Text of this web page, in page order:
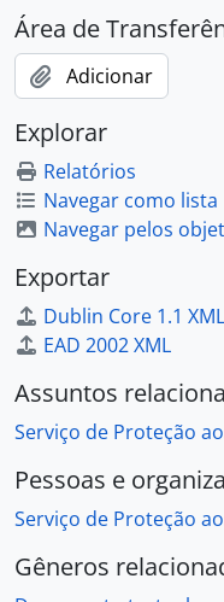
Área de
Adicionar
Explorar
Relatórios
Navegar como lista
Navegar pelos
Exportar
Dublin Core 1.1 XML
EAD 2002 XML
Assuntos
Serviço de Proteção
Pessoas e
Serviço de Proteção
Gêneros